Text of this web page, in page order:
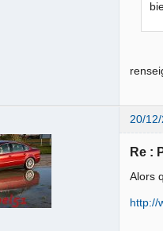
20/
Re :
Alors
http://